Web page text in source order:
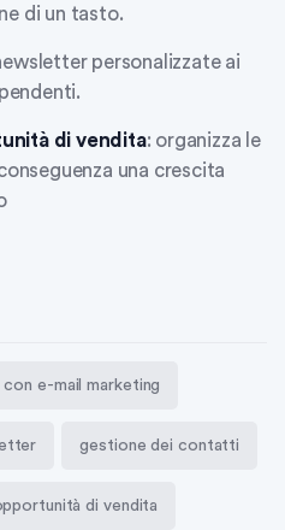
di un tasto.
personalizzate ai
di vendita: organizza le
una crescita
e-mail marketing
gestione dei contatti
di vendita